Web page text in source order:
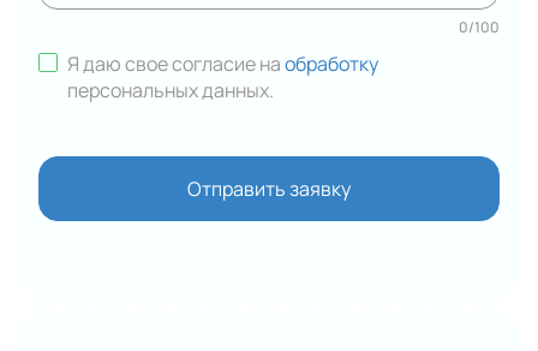
0/100
Я даю свое согласие наобработку
персональных данных.
Отправить заявку